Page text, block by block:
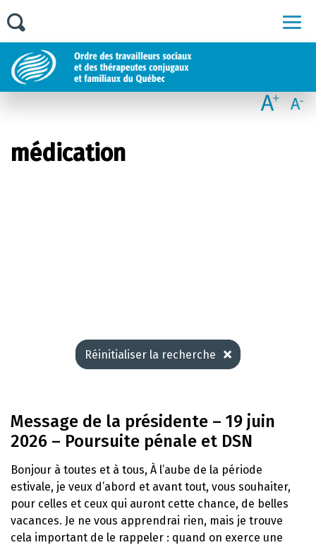
médication
Réinitialiser la recherche
Message de la présidente – 19 juin
2026 – Poursuite pénale et DSN
Bonjour à toutes et à tous, À l’aube de la période
estivale, je veux d’abord et avant tout, vous souhaiter,
pour celles et ceux qui auront cette chance, de belles
vacances. Je ne vous apprendrai rien, mais je trouve
cela important de le rappeler : quand on exerce une